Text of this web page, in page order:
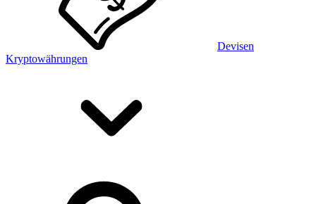
Devisen
Kryptowährungen